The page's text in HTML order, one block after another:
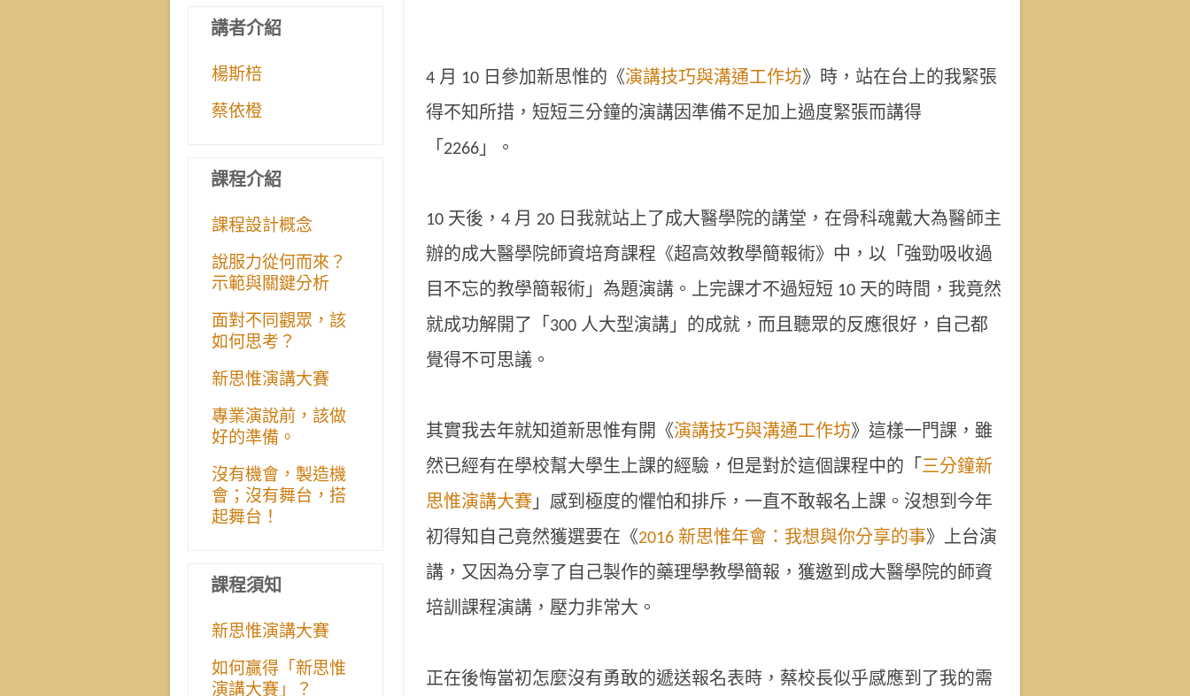
4 月 10 日參加新思惟的《演講技巧與溝通工作坊》時，站在台上的我緊張
得不知所措，短短三分鐘的演講因準備不足加上過度緊張而講得
「2266」。
10 天後，4 月 20 日我就站上了成大醫學院的講堂，在骨科魂戴大為醫師主
辦的成大醫學院師資培育課程《超高效教學簡報術》中，以「強勁吸收過
目不忘的教學簡報術」為題演講。上完課才不過短短 10 天的時間，我竟然
就成功解開了「300 人大型演講」的成就，而且聽眾的反應很好，自己都
覺得不可思議。
其實我去年就知道新思惟有開《演講技巧與溝通工作坊》這樣一門課，雖
然已經有在學校幫大學生上課的經驗，但是對於這個課程中的「 三分鐘新
思惟演講大賽」感到極度的懼怕和排斥，一直不敢報名上課。沒想到今年
初得知自己竟然獲選要在《2016 新思惟年會：我想與你分享的事》上台演
講，又因為分享了自己製作的藥理學教學簡報，獲邀到成大醫學院的師資
培訓課程演講，壓力非常大。
正在後悔當初怎麼沒有勇敢的遞送報名表時，蔡校長似乎感應到了我的需
講者介紹
楊斯棓
蔡依橙
課程介紹
課程設計概念
說服力從何而來？
示範與關鍵分析
面對不同觀眾，該
如何思考？
新思惟演講大賽
專業演說前，該做
好的準備。
沒有機會，製造機
會；沒有舞台，搭
起舞台！
課程須知
新思惟演講大賽
如何贏得「新思惟
演講大賽」？